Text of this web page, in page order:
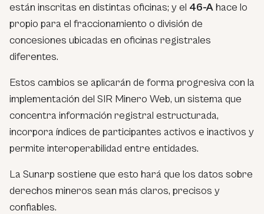
están inscritas en distintas oficinas; y el 46-Ahace lo
propio para el fraccionamiento o división de
concesiones ubicadas en oficinas registrales
diferentes.
Estos cambios se aplicarán de forma progresiva con la
implementación del SIR Minero Web, un sistema que
concentra información registral estructurada,
incorpora índices de participantes activos e inactivos y
permite interoperabilidad entre entidades.
La Sunarp sostiene que esto hará que los datos sobre
derechos mineros sean más claros, precisos y
confiables.